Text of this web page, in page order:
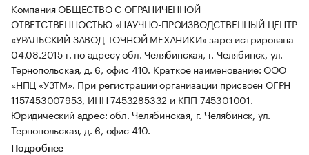
Компания ОБЩЕСТВО С ОГРАНИЧЕННОЙ
ОТВЕТСТВЕННОСТЬЮ «НАУЧНО-ПРОИЗВОДСТВЕННЫЙ ЦЕНТР
«УРАЛЬСКИЙ ЗАВОД ТОЧНОЙ МЕХАНИКИ» зарегистрирована
04.08.2015 г. по адресу обл. Челябинская, г. Челябинск, ул.
Тернопольская, д. 6, офис 410. Краткое наименование: ООО
«НПЦ «УЗТМ». При регистрации организации присвоен ОГРН
1157453007953, ИНН 7453285332 и КПП 745301001.
Юридический адрес: обл. Челябинская, г. Челябинск, ул.
Тернопольская, д. 6, офис 410.
Подробнее